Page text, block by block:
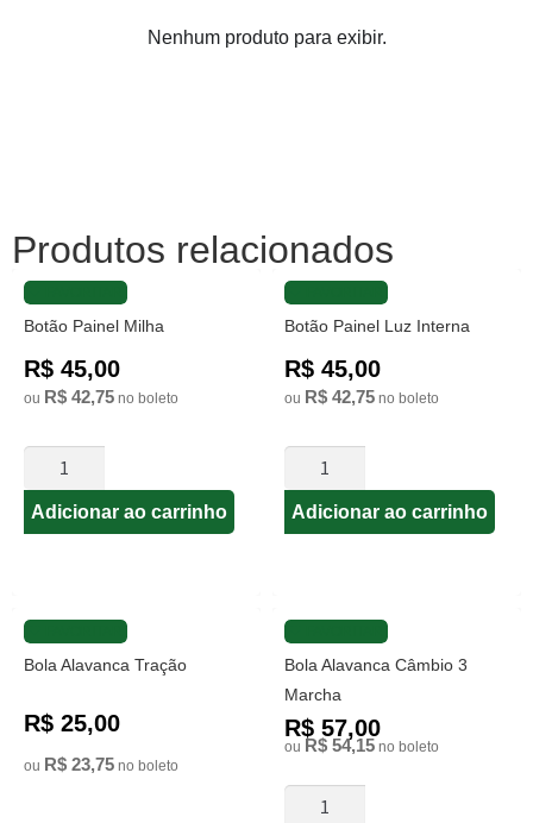
Nenhum produto para exibir.
Produtos relacionados
Botão Painel Milha
R$ 45,00
ou R$ 42,75 no boleto
Adicionar ao carrinho
Botão Painel Luz Interna
R$ 45,00
ou R$ 42,75 no boleto
Adicionar ao carrinho
Bola Alavanca Tração
R$ 25,00
ou R$ 23,75 no boleto
Bola Alavanca Câmbio 3
Marcha
R$ 57,00
ou R$ 54,15 no boleto